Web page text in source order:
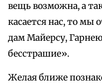
вещь возможна, а
касается нас, то мы
дам Майерсу,
бесстрашие».
Желая ближе